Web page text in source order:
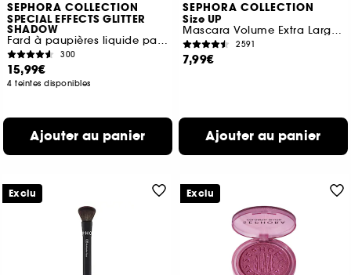
SEPHORA COLLECTION
SPECIAL EFFECTS GLITTER
SHADOW
Fard à paupières liquide pailleté
300
15,99€
4 teintes disponibles
Ajouter au panier
SEPHORA COLLECTION
Size UP
Mascara Volume Extra Large Immédiat (Format Voyage)
2591
7,99€
Ajouter au panier
Exclu Exclu